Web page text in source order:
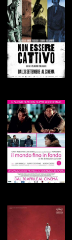
GUARDA IL TRAILER
VAI ALLA SCHEDA
GUARDA IL TRAILER
VAI ALLA SCHEDA
VAI ALLA SCHEDA